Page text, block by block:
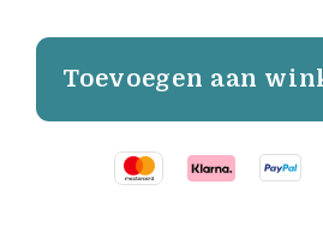
Toevoegen aan